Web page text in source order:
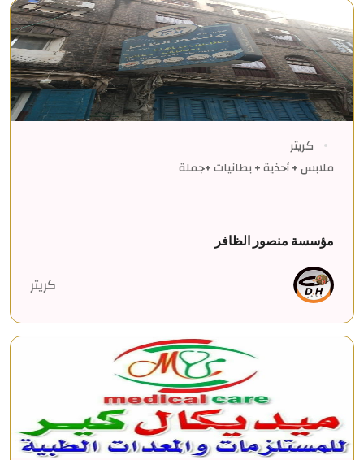
كريتر
ملابس + أحذية + بطانيات +جملة
مؤسسة منصور الظافر
كريتر